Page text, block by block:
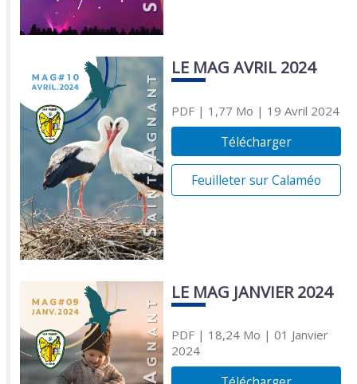
LE MAG AVRIL 2024
PDF| 1,77 Mo | 19 Avril 2024
Télécharger
Feuilleter sur Calaméo
LE MAG JANVIER 2024
PDF| 18,24 Mo | 01 Janvier
2024